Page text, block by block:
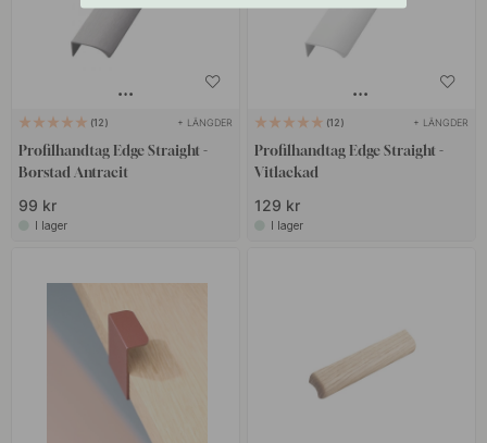
12 + LÄNGDER
Profilhandtag Edge Straight -
Borstad Antracit
99 kr
I lager
12 + LÄNGDER
Profilhandtag Edge Straight -
Vitlackad
129 kr
I lager